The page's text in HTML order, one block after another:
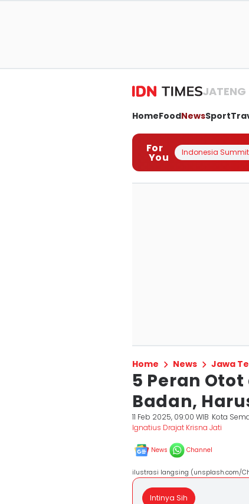
JATENG
HomeFoodNewsSport
For
You Indonesia
Home News Jawa
5 Peran
Badan,
11 Feb 2025, 09:00 WIB Kota
Ignatius Drajat Krisna Jati
News Channel
ilustrasi langsing (unsplash.com/
Intinya Sih